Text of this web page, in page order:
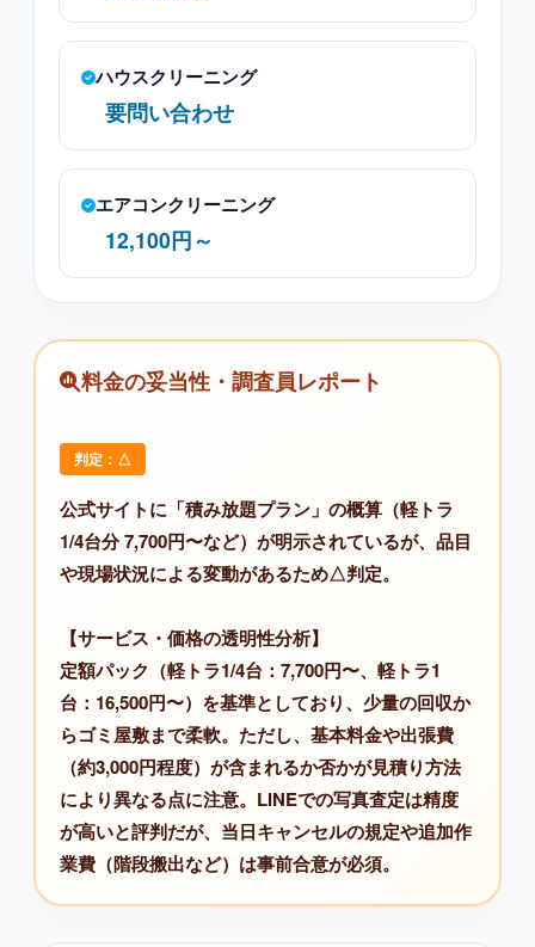
ハウスクリーニング
要問い合わせ
エアコンクリーニング
12,100円～
料金の妥当性・調査員レポート
判定：△
公式サイトに「積み放題プラン」の概算（軽トラ
1/4台分 7,700円〜など）が明示されているが、品目
や現場状況による変動があるため△判定。
【サービス・価格の透明性分析】
定額パック（軽トラ1/4台：7,700円〜、軽トラ1
台：16,500円〜）を基準としており、少量の回収か
らゴミ屋敷まで柔軟。ただし、基本料金や出張費
（約3,000円程度）が含まれるか否かが見積り方法
により異なる点に注意。LINEでの写真査定は精度
が高いと評判だが、当日キャンセルの規定や追加作
業費（階段搬出など）は事前合意が必須。